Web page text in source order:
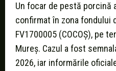
Un focar de pestă porcină
confirmat în zona fondului
FV1700005 (COCOȘ), pe
Mureș. Cazul a fost
2026, iar informările